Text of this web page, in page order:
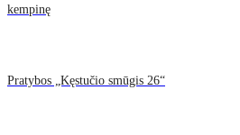
kempinę
Pratybos „Kęstučio smūgis 26“